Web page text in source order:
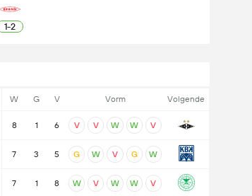
1-2
W G V Vorm Volgende
8 1 6 V V W W V
7 3 5 G W V G W
7 1 8 W V W W V